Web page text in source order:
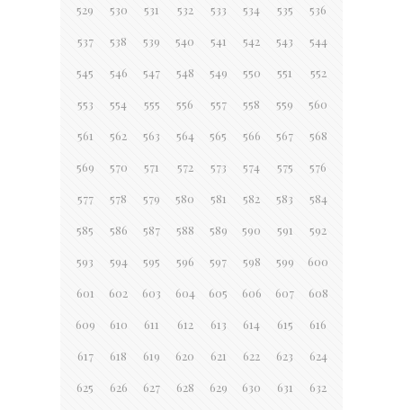
529 530 531 532 533 534 535 536
537 538 539 540 541 542 543 544
545 546 547 548 549 550 551 552
553 554 555 556 557 558 559 560
561 562 563 564 565 566 567 568
569 570 571 572 573 574 575 576
577 578 579 580 581 582 583 584
585 586 587 588 589 590 591 592
593 594 595 596 597 598 599 600
601 602 603 604 605 606 607 608
609 610 611 612 613 614 615 616
617 618 619 620 621 622 623 624
625 626 627 628 629 630 631 632